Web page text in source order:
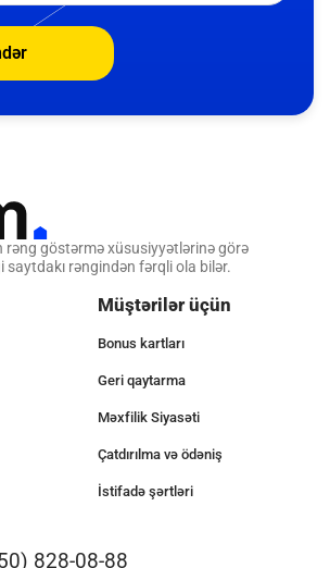
rəng göstərmə xüsusiyyətlərinə görə
saytdakı rəngindən fərqli ola bilər.
Müştərilər üçün
Bonus kartları
Geri qaytarma
Məxfilik Siyasəti
Çatdırılma və ödəniş
İstifadə şərtləri
828-08-88